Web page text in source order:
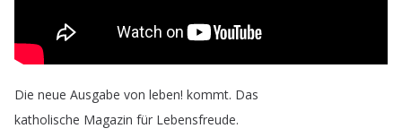
Die neue Ausgabe von leben! kommt. Das
katholische Magazin für Lebensfreude.